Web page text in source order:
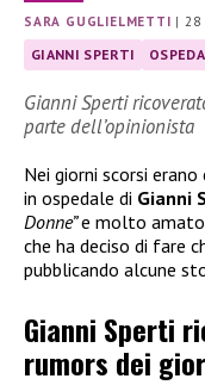
SARA GUGLIELMETTI | 28
GIANNI SPERTI
Gianni Sperti
parte dell’opinionista
Nei giorni scorsi
in ospedale di Gianni
Donne”e molto amato
che ha deciso di fare
pubblicando alcune
Gianni Sperti
rumors dei